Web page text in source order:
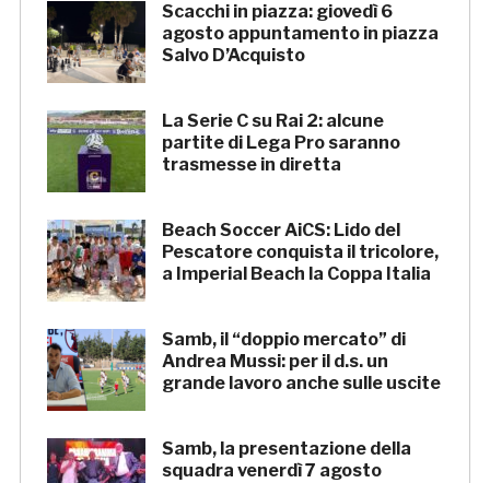
Scacchi in piazza: giovedì 6
agosto appuntamento in piazza
Salvo D’Acquisto
La Serie C su Rai 2: alcune
partite di Lega Pro saranno
trasmesse in diretta
Beach Soccer AiCS: Lido del
Pescatore conquista il tricolore,
a Imperial Beach la Coppa Italia
Samb, il “doppio mercato” di
Andrea Mussi: per il d.s. un
grande lavoro anche sulle uscite
Samb, la presentazione della
squadra venerdì 7 agosto